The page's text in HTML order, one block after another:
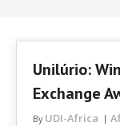
Testimonials
Contact Us
Unilúrio:
Exchange
By UDI-Africa